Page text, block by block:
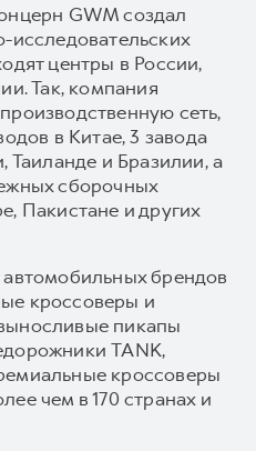
GWM создал
исследовательских
центры в России,
Так, компания
сеть,
в Китае, 3 завода
Таиланде и Бразилии, а
сборочных
Пакистане и других
брендов
кроссоверы и
пикапы
TANK,
кроссоверы
чем в 170 странах и